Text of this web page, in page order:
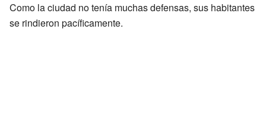
Como la ciudad no tenía muchas defensas, sus habitantes
se rindieron pacíficamente.